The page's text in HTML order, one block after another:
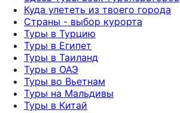
Куда улететь из твоего города
Страны - выбор курорта
Туры в Турцию
Туры в Египет
Туры в Таиланд
Туры в ОАЭ
Туры во Вьетнам
Туры на Мальдивы
Туры в Китай